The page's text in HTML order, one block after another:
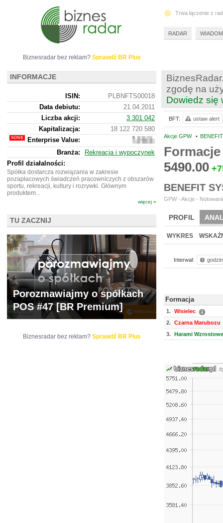
zgodę na
Dowiedz się
Akcje GPW •
5490.00
BENEFIT
GPW - Akcje -
PROFIL
WYCENA BR
WYKRES
Interwał:
Formacja
1. Wisielec
2. Czarna Marubozu
3. Harami Wzrostowe
BFT: ustaw alert
Biznesradar bez reklam? Sprawdź BR Plus
INFORMACJE
ISIN:
PLBNFTS00018
Data debiutu:
21.04.2011
Liczba akcji:
3 301 042
Kapitalizacja:
18 122 720 580
Enterprise Value:
20
887
261
Branża:
Rekreacja i wypoczynek
Profil działalności:
Spółka dostarcza rozwiązania w zakresie
pozapłacowych świadczeń pracowniczych z obszarów
sportu, rekreacji, kultury i rozrywki. Głównym
produktem...
więcej »
TU ZACZNIJ
Porozmawiajmy o spółkach
POS #47 [BR Premium]
Biznesradar bez reklam? Sprawdź BR Plus
Trwa łączenie z
RADAR